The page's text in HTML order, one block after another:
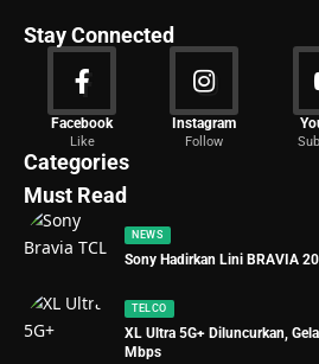
Stay Connected
Facebook
Like
Instagram
Follow
Categories
News
2027 Articles
Must Read
NEWS
Sony Hadirkan Lini BRAVIA
TELCO
XL Ultra 5G+ Diluncurkan,
Mbps